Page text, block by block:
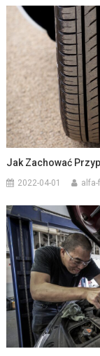
Jak Zachować
2022-04-01 alfa-